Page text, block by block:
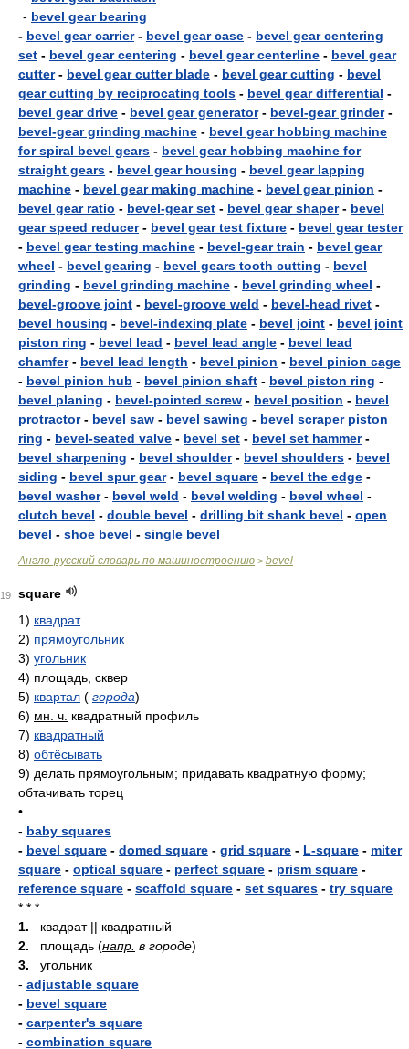
- bevel gear bearing
- bevel gear carrier- bevel gear case - bevel gear centering
set - bevel gear centering - bevel gear centerline - bevel gear
cutter- bevel gear cutter blade - bevel gear cutting - bevel
gear cutting by reciprocating tools - bevel gear differential -
bevel gear drive - bevel gear generator- bevel-gear grinder-
bevel-gear grinding machine - bevel gear hobbing machine
for spiral bevel gears - bevel gear hobbing machine for
straight gears - bevel gear housing - bevel gear lapping
machine - bevel gear making machine - bevel gear pinion -
bevel gear ratio - bevel-gear set - bevel gear shaper- bevel
gear speed reducer- bevel gear test fixture - bevel gear tester
- bevel gear testing machine - bevel-gear train - bevel gear
wheel - bevel gearing - bevel gears tooth cutting - bevel
grinding - bevel grinding machine - bevel grinding wheel -
bevel-groove joint - bevel-groove weld - bevel-head rivet -
bevel housing - bevel-indexing plate - bevel joint - bevel joint
piston ring - bevel lead - bevel lead angle - bevel lead
chamfer- bevel lead length - bevel pinion - bevel pinion cage
- bevel pinion hub - bevel pinion shaft - bevel piston ring -
bevel planing - bevel-pointed screw - bevel position - bevel
protractor- bevel saw - bevel sawing - bevel scraper piston
ring - bevel-seated valve - bevel set - bevel set hammer-
bevel sharpening - bevel shoulder- bevel shoulders - bevel
siding - bevel spur gear- bevel square - bevel the edge -
bevel washer- bevel weld - bevel welding - bevel wheel -
clutch bevel - double bevel - drilling bit shank bevel - open
bevel - shoe bevel - single bevel
Англо-русский словарь по машиностроению > bevel
19
square
1) квадрат
2) прямоугольник
3) угольник
4) площадь, сквер
5) квартал ( города)
6) мн. ч. квадратный профиль
7) квадратный
8) обтёсывать
9) делать прямоугольным; придавать квадратную форму;
обтачивать торец
•
- baby squares
- bevel square - domed square - grid square - L-square - miter
square - optical square - perfect square - prism square -
reference square - scaffold square - set squares - try square
* * *
1. квадрат || квадратный
2. площадь (напр. в городе)
3. угольник
- adjustable square
- bevel square
- carpenter's square
- combination square